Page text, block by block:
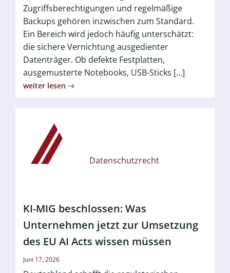
Zugriffsberechtigungen und regelmäßige
Backups gehören inzwischen zum Standard.
Ein Bereich wird jedoch häufig unterschätzt:
die sichere Vernichtung ausgedienter
Datenträger. Ob defekte Festplatten,
ausgemusterte Notebooks, USB-Sticks […]
weiter lesen
Datenschutzrecht
KI-MIG beschlossen: Was
Unternehmen jetzt zur Umsetzung
des EU AI Acts wissen müssen
Juni 17, 2026